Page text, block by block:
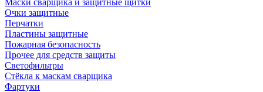
Маски сварщика и защитные щитки
Очки защитные
Перчатки
Пластины защитные
Пожарная безопасность
Прочее для средств защиты
Светофильтры
Стёкла к маскам сварщика
Фартуки